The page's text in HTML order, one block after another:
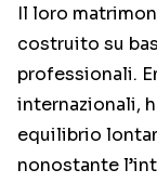
Il loro
costruito su
professionali.
internazionali,
equilibrio
nonostante